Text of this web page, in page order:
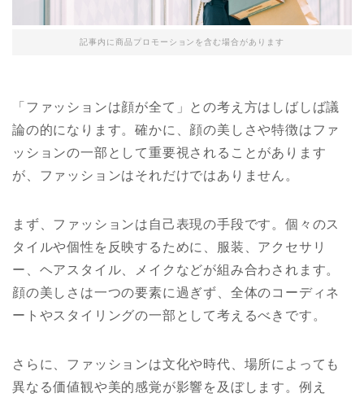
記事内に商品プロモーションを含む場合があります
「ファッションは顔が全て」との考え方はしばしば議
論の的になります。確かに、顔の美しさや特徴はファ
ッションの一部として重要視されることがあります
が、ファッションはそれだけではありません。
まず、ファッションは自己表現の手段です。個々のス
タイルや個性を反映するために、服装、アクセサリ
ー、ヘアスタイル、メイクなどが組み合わされます。
顔の美しさは一つの要素に過ぎず、全体のコーディネ
ートやスタイリングの一部として考えるべきです。
さらに、ファッションは文化や時代、場所によっても
異なる価値観や美的感覚が影響を及ぼします。例え